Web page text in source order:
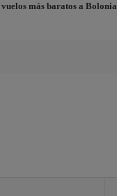
vuelos más baratos a Bolonia